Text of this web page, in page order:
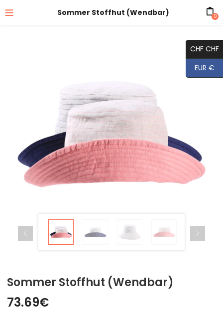
Sommer Stoffhut (Wendbar) 0
Sommer Stoffhut (Wendbar)
73.69€
CHF CHF
EUR €